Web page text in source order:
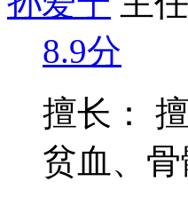
8.9分
擅长：
贫血、骨